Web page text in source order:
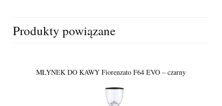
Produkty powiązane
MŁYNEK DO KAWY Fiorenzato F64 EVO – czarny